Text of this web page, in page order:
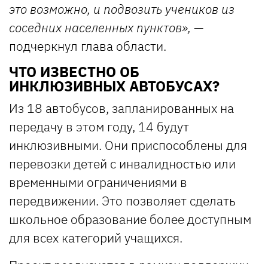
это возможно, и подвозить учеников из
соседних населенных пунктов», —
подчеркнул глава области.
ЧТО ИЗВЕСТНО ОБ
ИНКЛЮЗИВНЫХ АВТОБУСАХ?
Из 18 автобусов, запланированных на
передачу в этом году, 14 будут
инклюзивными. Они приспособлены для
перевозки детей с инвалидностью или
временными ограничениями в
передвижении. Это позволяет сделать
школьное образование более доступным
для всех категорий учащихся.